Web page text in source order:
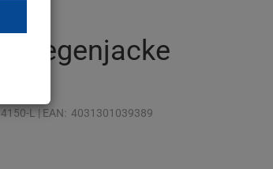
Regenjacke
4150-L| EAN: 4031301039389